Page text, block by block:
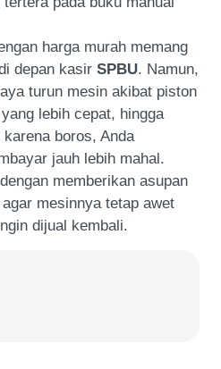
harga murah memang
depan kasir SPBU. Namun,
turun mesin akibat piston
lebih cepat, hingga
boros, Anda
jauh lebih mahal.
memberikan asupan
mesinnya tetap awet
dijual kembali.